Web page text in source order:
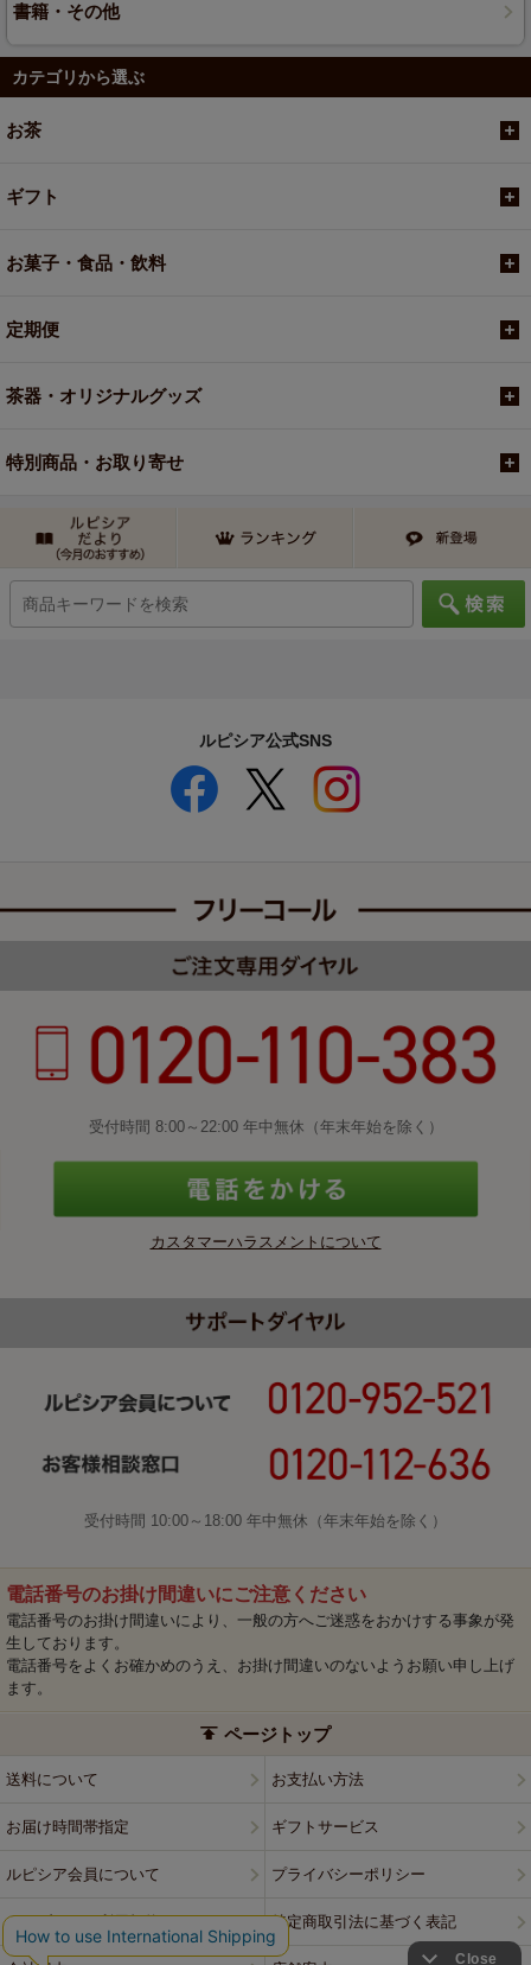
書籍・その他
カテゴリから選ぶ
お茶
ギフト
お菓子・食品・飲料
定期便
茶器・オリジナルグッズ
特別商品・お取り寄せ
ルピシア公式SNS
受付時間 8:00～22:00 年中無休（年末年始を除く）
カスタマーハラスメントについて
受付時間 10:00～18:00 年中無休（年末年始を除く）
電話番号のお掛け間違いにご注意ください
電話番号のお掛け間違いにより、一般の方へご迷惑をおかけする事象が発
生しております。
電話番号をよくお確かめのうえ、お掛け間違いのないようお願い申し上げ
ます。
ページトップ
送料について お支払い方法
お届け時間帯指定 ギフトサービス
ルピシア会員について プライバシーポリシー
ウェブサイト利用規約 特定商取引法に基づく表記